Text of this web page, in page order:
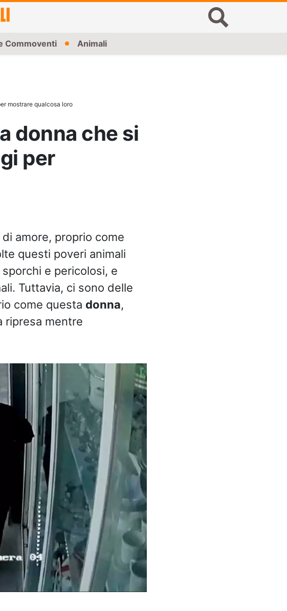
Commoventi Animali
mostrare qualcosa loro
donna che si
per
amore, proprio come
questi poveri animali
e pericolosi, e
Tuttavia, ci sono delle
come questa donna,
ripresa mentre